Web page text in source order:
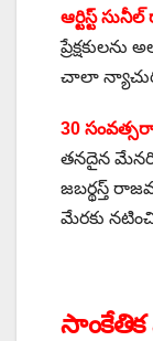
ఆర్టిస్ట్
చాలా
30
తనదైన
జబర్థస్త్‌
మేరకు
సాంకేతిక